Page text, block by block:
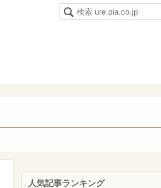
人気記事ランキング